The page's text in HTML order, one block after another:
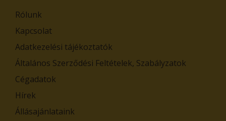
Rólunk
Kapcsolat
Adatkezelési tájékoztatók
Általános Szerződési Feltételek, Szabályzatok
Cégadatok
Hírek
Állásajánlataink